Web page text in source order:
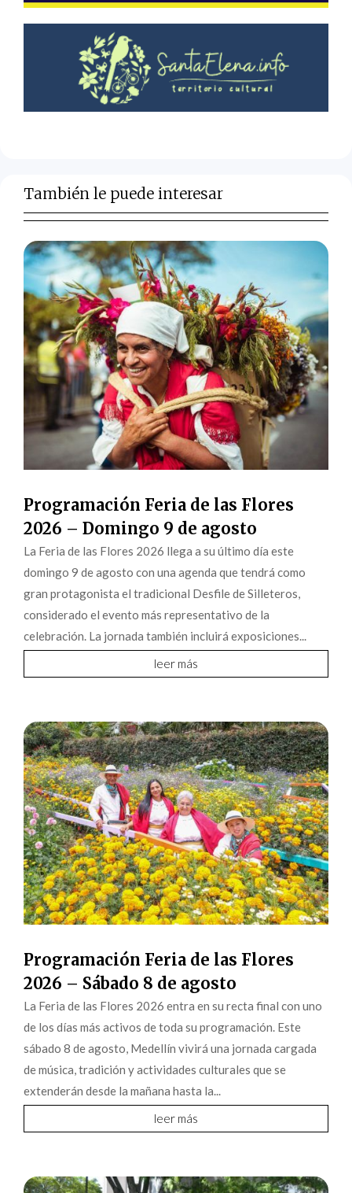
También le puede interesar
Programación Feria de las Flores
2026 – Domingo 9 de agosto
La Feria de las Flores 2026 llega a su último día este
domingo 9 de agosto con una agenda que tendrá como
gran protagonista el tradicional Desfile de Silleteros,
considerado el evento más representativo de la
celebración. La jornada también incluirá exposiciones...
leer más
Programación Feria de las Flores
2026 – Sábado 8 de agosto
La Feria de las Flores 2026 entra en su recta final con uno
de los días más activos de toda su programación. Este
sábado 8 de agosto, Medellín vivirá una jornada cargada
de música, tradición y actividades culturales que se
extenderán desde la mañana hasta la...
leer más